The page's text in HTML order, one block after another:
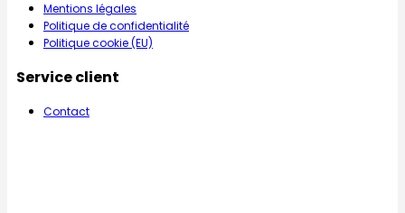
Mentions légales
Politique de confidentialité
Politique cookie (EU)
Service client
Contact